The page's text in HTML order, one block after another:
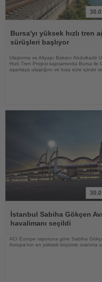
Oku
Bursa'yı yüksek hızlı tren
sürüşleri başlıyor
Ulaştırma ve Altyapı Bakanı Abdulkadir
Hızlı Tren Projesi kapsamında Bursa ile
aşamaya ulaştığını ve kısa süre içinde
Oku
İstanbul Sabiha Gökçen
havalimanı seçildi
ACI Europe raporuna göre Sabiha
Avrupa'nın en yüksek büyüme oranına